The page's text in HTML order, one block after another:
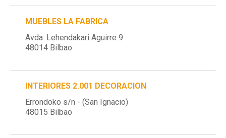
MUEBLES LA FABRICA
Avda. Lehendakari Aguirre 9
48014 Bilbao
INTERIORES 2.001 DECORACION
Errondoko s/n - (San Ignacio)
48015 Bilbao